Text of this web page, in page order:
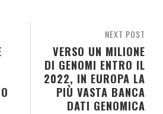
NEXT POST
VERSO UN MILIONE
DI GENOMI ENTRO IL
2022, IN EUROPA LA
PIÙ VASTA BANCA
DATI GENOMICA